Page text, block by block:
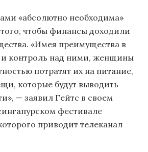
«абсолютно необходима»
чтобы финансы доходили
«Имея преимущества в
и контроль над ними, женщины
потратят их на питание,
которые будут выводить
— заявил Гейтс в своем
фестивале
приводит телеканал